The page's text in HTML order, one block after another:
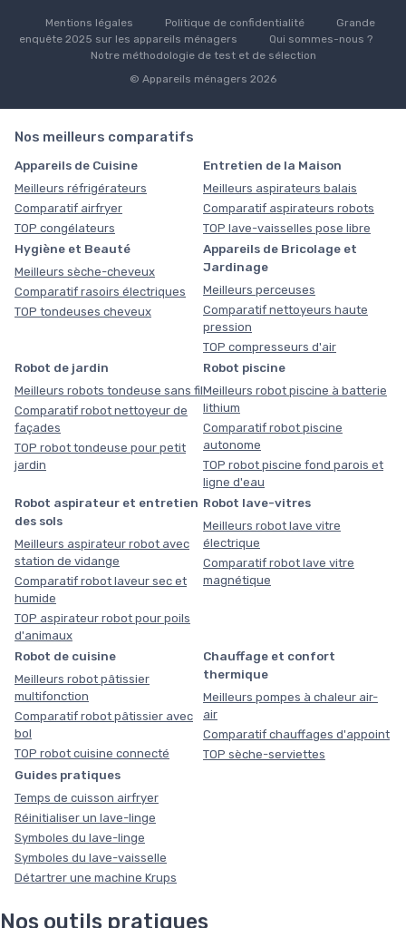
Mentions légales Politique de confidentialité
Grande
enquête 2025 sur les appareils ménagers
Qui sommes-nous ?
Notre méthodologie de test et de sélection
© Appareils ménagers 2026
Nos meilleurs comparatifs
Appareils de Cuisine
Meilleurs réfrigérateurs
Comparatif airfryer
TOP congélateurs
Entretien de la Maison
Meilleurs aspirateurs balais
Comparatif aspirateurs robots
TOP lave-vaisselles pose libre
Hygiène et Beauté
Meilleurs sèche-cheveux
Comparatif rasoirs électriques
TOP tondeuses cheveux
Appareils de Bricolage et
Jardinage
Meilleurs perceuses
Comparatif nettoyeurs haute
pression
TOP compresseurs d'air
Robot de jardin
Meilleurs robots tondeuse sans fil
Comparatif robot nettoyeur de
façades
TOP robot tondeuse pour petit
jardin
Robot piscine
Meilleurs robot piscine à batterie
lithium
Comparatif robot piscine
autonome
TOP robot piscine fond parois et
ligne d'eau
Robot aspirateur et entretien
des sols
Meilleurs aspirateur robot avec
station de vidange
Comparatif robot laveur sec et
humide
TOP aspirateur robot pour poils
d'animaux
Robot lave-vitres
Meilleurs robot lave vitre
électrique
Comparatif robot lave vitre
magnétique
Robot de cuisine
Meilleurs robot pâtissier
multifonction
Comparatif robot pâtissier avec
bol
TOP robot cuisine connecté
Chauffage et confort
thermique
Meilleurs pompes à chaleur air-
air
Comparatif chauffages d'appoint
TOP sèche-serviettes
Guides pratiques
Temps de cuisson airfryer
Réinitialiser un lave-linge
Symboles du lave-linge
Symboles du lave-vaisselle
Détartrer une machine Krups
Nos outils pratiques